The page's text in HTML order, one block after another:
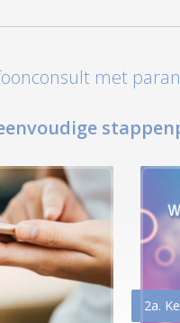
met
2a.